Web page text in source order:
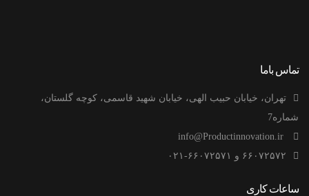
تماس باما
تهران، خیابان حبیب الهی، خیابان شهید قاسمی، کوچه گلستان،
شماره7
۶۶۰۷۲۵۷۲ و ۶۶۰۷۲۵۷۱-۰۲۱
ساعات کاری